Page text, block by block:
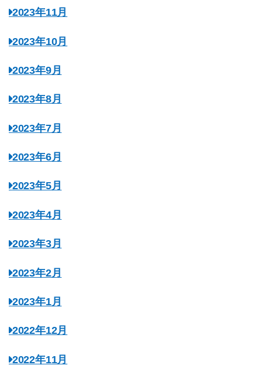
2023年11月
2023年10月
2023年9月
2023年8月
2023年7月
2023年6月
2023年5月
2023年4月
2023年3月
2023年2月
2023年1月
2022年12月
2022年11月